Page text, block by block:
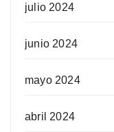
julio 2024
junio 2024
mayo 2024
abril 2024